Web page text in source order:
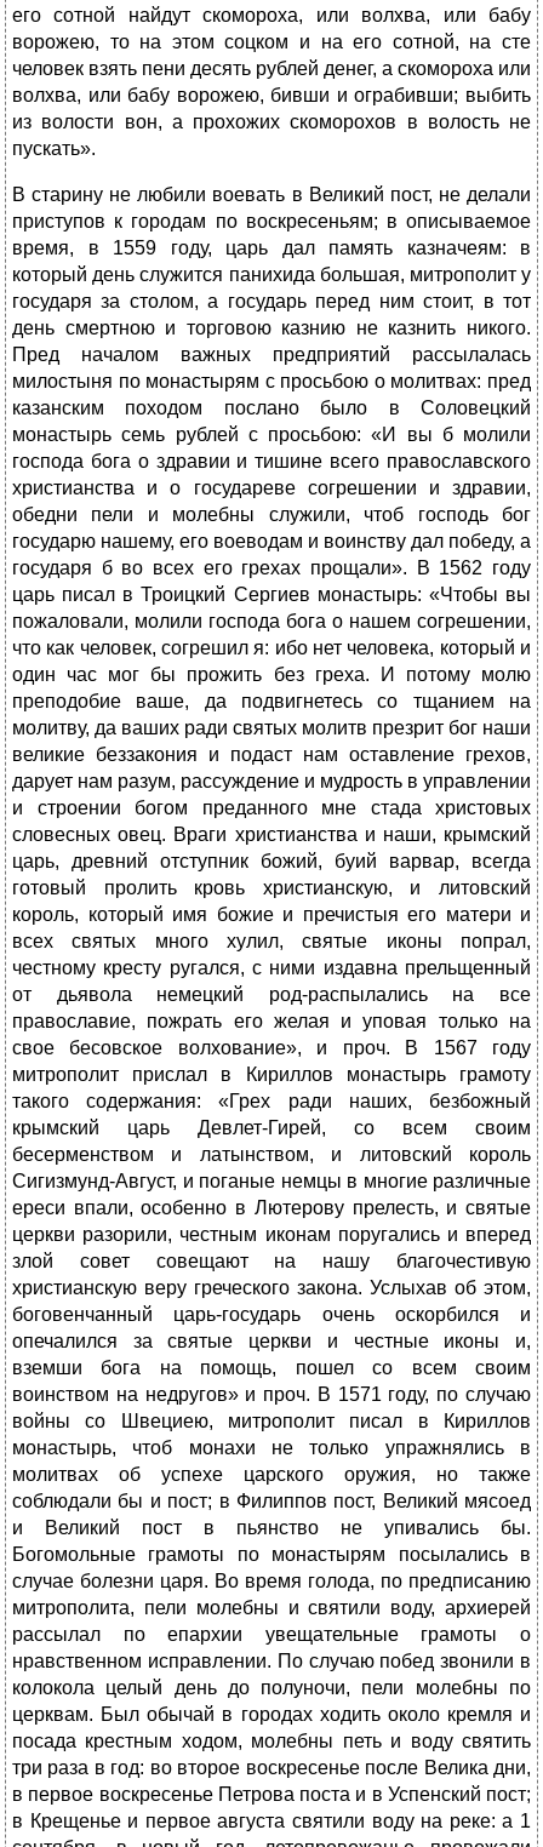
его сотной найдут скомороха, или волхва, или бабу
ворожею, то на этом соцком и на его сотной, на сте
человек взять пени десять рублей денег, а скомороха или
волхва, или бабу ворожею, бивши и ограбивши; выбить
из волости вон, а прохожих скоморохов в волость не
пускать».
В старину не любили воевать в Великий пост, не делали
приступов к городам по воскресеньям; в описываемое
время, в 1559 году, царь дал память казначеям: в
который день служится панихида большая, митрополит у
государя за столом, а государь перед ним стоит, в тот
день смертною и торговою казнию не казнить никого.
Пред началом важных предприятий рассылалась
милостыня по монастырям с просьбою о молитвах: пред
казанским походом послано было в Соловецкий
монастырь семь рублей с просьбою: «И вы б молили
господа бога о здравии и тишине всего православского
христианства и о государеве согрешении и здравии,
обедни пели и молебны служили, чтоб господь бог
государю нашему, его воеводам и воинству дал победу, а
государя б во всех его грехах прощали». В 1562 году
царь писал в Троицкий Сергиев монастырь: «Чтобы вы
пожаловали, молили господа бога о нашем согрешении,
что как человек, согрешил я: ибо нет человека, который и
один час мог бы прожить без греха. И потому молю
преподобие ваше, да подвигнетесь со тщанием на
молитву, да ваших ради святых молитв презрит бог наши
великие беззакония и подаст нам оставление грехов,
дарует нам разум, рассуждение и мудрость в управлении
и строении богом преданного мне стада христовых
словесных овец. Враги христианства и наши, крымский
царь, древний отступник божий, буий варвар, всегда
готовый пролить кровь христианскую, и литовский
король, который имя божие и пречистыя его матери и
всех святых много хулил, святые иконы попрал,
честному кресту ругался, с ними издавна прельщенный
от дьявола немецкий род-распылались на все
православие, пожрать его желая и уповая только на
свое бесовское волхование», и проч. В 1567 году
митрополит прислал в Кириллов монастырь грамоту
такого содержания: «Грех ради наших, безбожный
крымский царь Девлет-Гирей, со всем своим
бесерменством и латынством, и литовский король
Сигизмунд-Август, и поганые немцы в многие различные
ереси впали, особенно в Лютерову прелесть, и святые
церкви разорили, честным иконам поругались и вперед
злой совет совещают на нашу благочестивую
христианскую веру греческого закона. Услыхав об этом,
боговенчанный царь-государь очень оскорбился и
опечалился за святые церкви и честные иконы и,
вземши бога на помощь, пошел со всем своим
воинством на недругов» и проч. В 1571 году, по случаю
войны со Швециею, митрополит писал в Кириллов
монастырь, чтоб монахи не только упражнялись в
молитвах об успехе царского оружия, но также
соблюдали бы и пост; в Филиппов пост, Великий мясоед
и Великий пост в пьянство не упивались бы.
Богомольные грамоты по монастырям посылались в
случае болезни царя. Во время голода, по предписанию
митрополита, пели молебны и святили воду, архиерей
рассылал по епархии увещательные грамоты о
нравственном исправлении. По случаю побед звонили в
колокола целый день до полуночи, пели молебны по
церквам. Был обычай в городах ходить около кремля и
посада крестным ходом, молебны петь и воду святить
три раза в год: во второе воскресенье после Велика дни,
в первое воскресенье Петрова поста и в Успенский пост;
в Крещенье и первое августа святили воду на реке: а 1